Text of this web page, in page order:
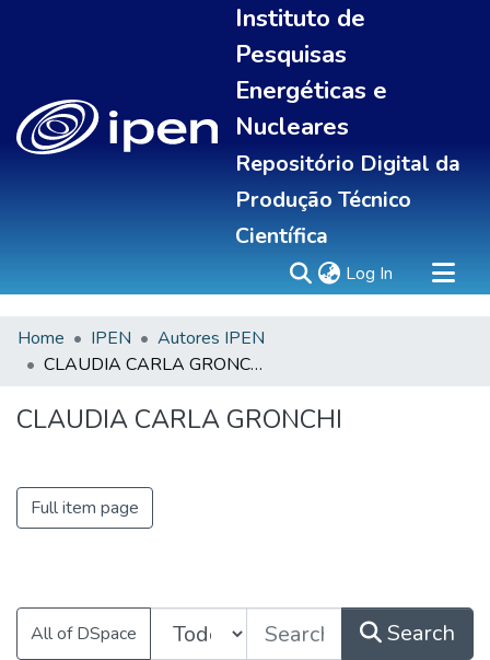
Instituto de
Pesquisas
Energéticas e
Nucleares
Repositório Digital da
Produção Técnico
Científica
Log In (current)
Sobre
All of DSpace
Home IPEN
Autores IPEN
CLAUDIA CARLA GRONCHI
CLAUDIA CARLA GRONCHI
Full item page
All of DSpace Search